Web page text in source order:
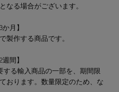
なる場合がございます。
月】
製作する商品です。
間】
る輸入商品の一部を、期間限
おります。数量限定のため、な